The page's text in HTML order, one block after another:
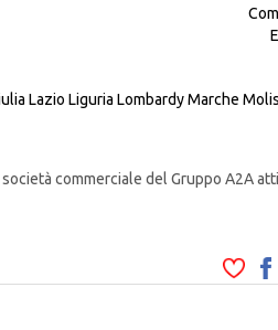
Lazio Liguria LombardyMarche
commerciale del Gruppo A2A